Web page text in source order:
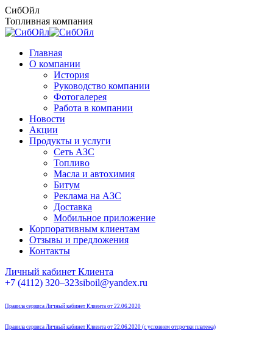
Перейти
к
содержанию
СибОйл
Топливная компания
Главная
О компании
История
Руководство компании
Фотогалерея
Работа в компании
Новости
Акции
Продукты и услуги
Сеть АЗС
Топливо
Масла и автохимия
Битум
Реклама на АЗС
Доставка
Мобильное приложение
Корпоративным клиентам
Отзывы и предложения
Контакты
Личный кабинет Клиента
Страница
открывается
новом
Страница
открывается
новом
Страница
открывается
новом
Страница
открывается
новом
+7 (4112) 320–323siboil@yandex.ru
Правила сервиса Личный кабинет Клиента от 22.06.2020
Правила сервиса Личный кабинет Клиента от 22.06.2020 (с условием отсрочки платежа)